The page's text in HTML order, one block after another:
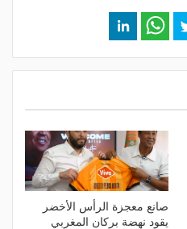
صانع معجزة الرأس الأخضر
يقود نهضة بركان المغربي